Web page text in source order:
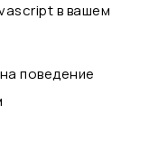
в вашем
поведение